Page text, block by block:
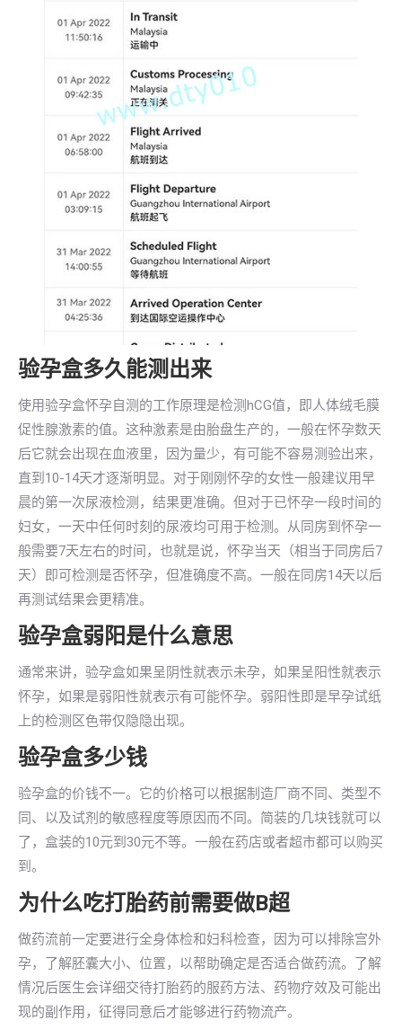
验孕盒多久能测出来
使用验孕盒怀孕自测的工作原理是检测hCG值，即人体绒毛膜
促性腺激素的值。这种激素是由胎盘生产的，一般在怀孕数天
后它就会出现在血液里，因为量少，有可能不容易测验出来，
直到10-14天才逐渐明显。对于刚刚怀孕的女性一般建议用早
晨的第一次尿液检测，结果更准确。但对于已怀孕一段时间的
妇女，一天中任何时刻的尿液均可用于检测。从同房到怀孕一
般需要7天左右的时间，也就是说，怀孕当天（相当于同房后7
天）即可检测是否怀孕，但准确度不高。一般在同房14天以后
再测试结果会更精准。
验孕盒弱阳是什么意思
通常来讲，验孕盒如果呈阴性就表示未孕，如果呈阳性就表示
怀孕，如果是弱阳性就表示有可能怀孕。弱阳性即是早孕试纸
上的检测区色带仅隐隐出现。
验孕盒多少钱
验孕盒的价钱不一。它的价格可以根据制造厂商不同、类型不
同、以及试剂的敏感程度等原因而不同。简装的几块钱就可以
了，盒装的10元到30元不等。一般在药店或者超市都可以购买
到。
为什么吃打胎药前需要做B超
做药流前一定要进行全身体检和妇科检查，因为可以排除宫外
孕，了解胚囊大小、位置，以帮助确定是否适合做药流。了解
情况后医生会详细交待打胎药的服药方法、药物疗效及可能出
现的副作用，征得同意后才能够进行药物流产。